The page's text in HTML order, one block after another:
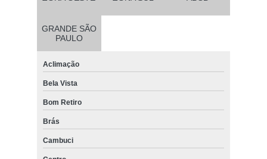
GRANDE SÃO
PAULO
Aclimação
Bela Vista
Bom Retiro
Brás
Cambuci